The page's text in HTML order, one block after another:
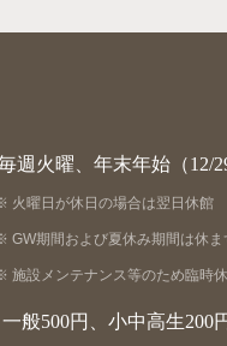
週火曜、年末年始（12/
火曜日が休日の場合は翌日休館
GW期間および夏休み期間は休ま
施設メンテナンス等のため臨時
一般500円、小中高生200